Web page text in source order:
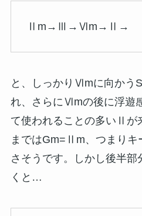
Ⅱm→Ⅲ→Ⅵm→Ⅱ→
と、しっかりⅥmに向か
れ、さらにⅥmの後に浮遊
て使われることの多いⅡが
まではGm=Ⅱm、つまりキ
さそうです。しかし後半部
くと…